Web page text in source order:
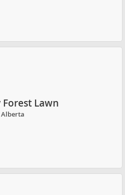
Forest Lawn
Alberta